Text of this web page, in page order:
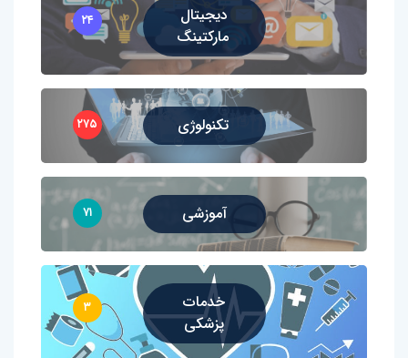
دیجیتال
مارکتینگ
۲۴
تکنولوژی ۲۷۵
آموزشی ۷۱
خدمات
پزشکی
۳